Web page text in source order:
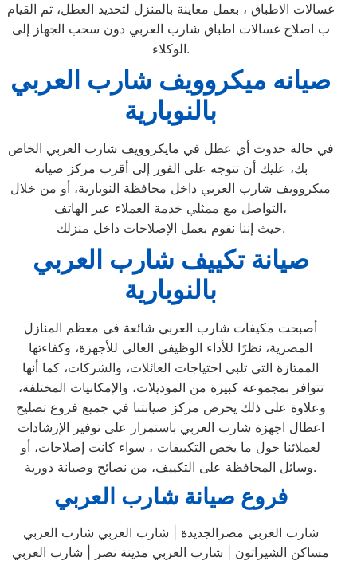
غسالات الاطباق ، بعمل معاينة بالمنزل لتحديد العطل، ثم القيام
ب اصلاح غسالات اطباق شارب العربي دون سحب الجهاز إلى
الوكلاء.
صيانه ميكروويف شارب العربي
بالنوبارية
في حالة حدوث أي عطل في مايكروويف شارب العربي الخاص
بك، عليك أن تتوجه على الفور إلى أقرب مركز صيانة
ميكروويف شارب العربي داخل محافظة النوبارية، أو من خلال
التواصل مع ممثلي خدمة العملاء عبر الهاتف،
حيث إننا نقوم بعمل الإصلاحات داخل منزلك.
صيانة تكييف شارب العربي
بالنوبارية
أصبحت مكيفات شارب العربي شائعة في معظم المنازل
المصرية، نظرًا للأداء الوظيفي العالي للأجهزة، وكفاءتها
الممتازة التي تلبي احتياجات العائلات، والشركات، كما أنها
تتوافر بمجموعة كبيرة من الموديلات، والإمكانيات المختلفة،
وعلاوة على ذلك يحرص مركز صيانتنا في جميع فروع تصليح
اعطال اجهزة شارب العربي باستمرار على توفير الإرشادات
لعملائنا حول ما يخص التكييفات ، سواء كانت إصلاحات، أو
وسائل المحافظة على التكييف، من نصائح وصيانة دورية.
فروع صيانة شارب العربي
شارب العربي مصرالجديدة | شارب العربي شارب العربي
مساكن الشيراتون | شارب العربي مديتة نصر | شارب العربي